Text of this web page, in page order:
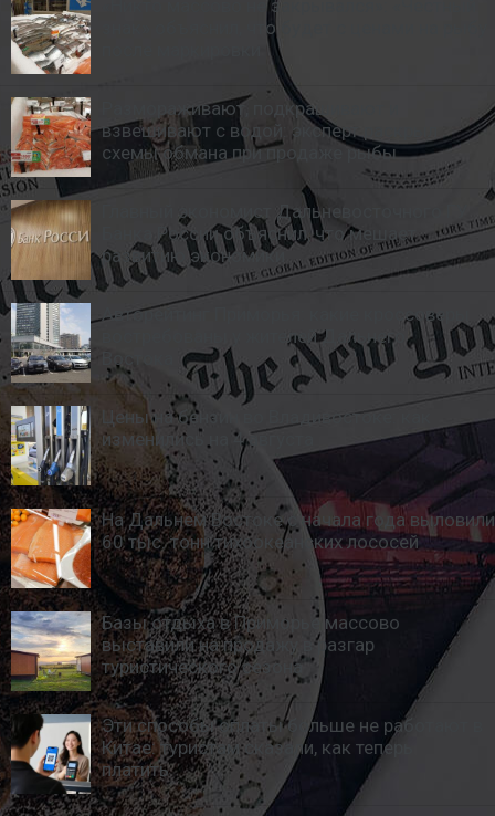
«Никто массово не закрывался»: «Честный
знак» объяснил, что будет с ценами на рыбу
Размораживают, подкрашивают и
взвешивают с водой: эксперт раскрыл
схемы обмана при продаже рыбы
Главный экономист Дальневосточного ГУ
Банка России объяснил, что мешает
развитию экономики
Авторейтинг Приморья: какие кроссоверы
востребованы у жителей Дальнего
Цены на бензин во Владивостоке: как
изменились на 4 августа
На Дальнем Востоке с начала года выловили
60 тыс. тонн тихоокеанских лососей
Базы отдыха в Приморье массово
выставили на продажу в разгар
туристического сезона
Эти способы оплаты больше не работают в
Китае: туристам сказали, как теперь
платить